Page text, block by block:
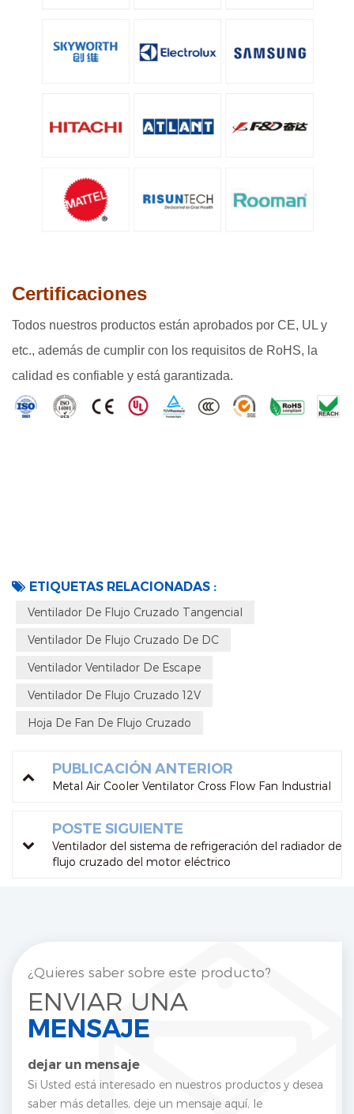
Certificaciones
Todos nuestros productos están aprobados por CE, UL y
etc., además de cumplir con los requisitos de RoHS, la
calidad es confiable y está garantizada.
ETIQUETAS RELACIONADAS :
Ventilador De Flujo Cruzado Tangencial
Ventilador De Flujo Cruzado De DC
Ventilador Ventilador De Escape
Ventilador De Flujo Cruzado 12V
Hoja De Fan De Flujo Cruzado
PUBLICACIÓN ANTERIOR
Metal Air Cooler Ventilator Cross Flow Fan Industrial
POSTE SIGUIENTE
Ventilador del sistema de refrigeración del radiador de
flujo cruzado del motor eléctrico
¿Quieres saber sobre este producto?
ENVIAR UNA
MENSAJE
dejar un mensaje
Si Usted está interesado en nuestros productos y desea
saber más detalles, deje un mensaje aquí, le